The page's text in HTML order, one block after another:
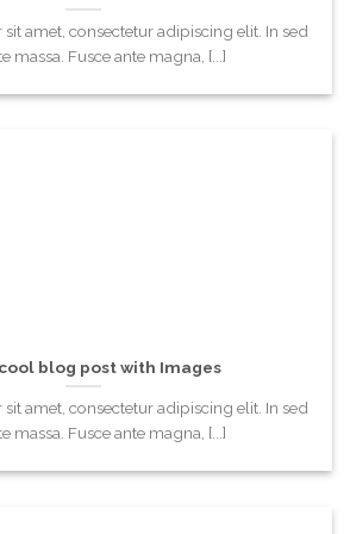
amet, consectetur adipiscing elit. In sed
massa. Fusce ante magna, [...]
blog post with Images
amet, consectetur adipiscing elit. In sed
massa. Fusce ante magna, [...]